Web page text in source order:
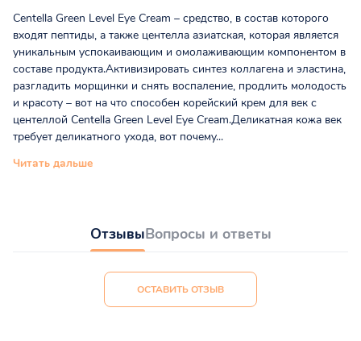
Centella Green Level Eye Cream – средство, в состав которого
входят пептиды, а также центелла азиатская, которая является
уникальным успокаивающим и омолаживающим компонентом в
составе продукта.Активизировать синтез коллагена и эластина,
разгладить морщинки и снять воспаление, продлить молодость
и красоту – вот на что способен корейский крем для век с
центеллой Centella Green Level Eye Cream.Деликатная кожа век
требует деликатного ухода, вот почему...
Читать дальше
ОтзывыВопросы и ответы
ОСТАВИТЬ ОТЗЫВ